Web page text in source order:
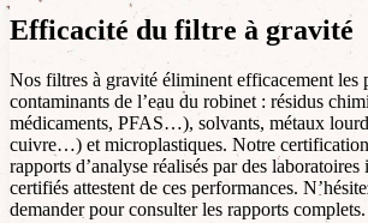
Efficacité du filtre à gravité
Nos filtres à gravité éliminent efficacement les
contaminants de l’eau du robinet : résidus
médicaments, PFAS…), solvants, métaux
cuivre…) et microplastiques. Notre
rapports d’analyse réalisés par des
certifiés attestent de ces performances.
demander pour consulter les rapports complets.